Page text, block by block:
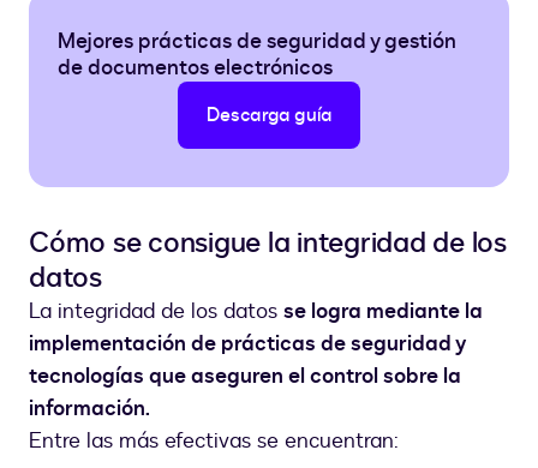
Mejores prácticas de seguridad y gestión
de documentos electrónicos
Descarga guía
Cómo se consigue la integridad de los
datos
La integridad de los datos se logra mediante la
implementación de prácticas de seguridad y
tecnologías que aseguren el control sobre la
información.
Entre las más efectivas se encuentran: